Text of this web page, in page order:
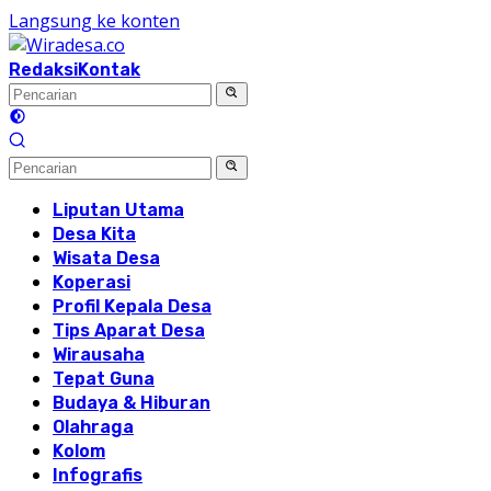
Langsung ke konten
RedaksiKontak
Liputan Utama
Desa Kita
Wisata Desa
Koperasi
Profil Kepala Desa
Tips Aparat Desa
Wirausaha
Tepat Guna
Budaya & Hiburan
Olahraga
Kolom
Infografis